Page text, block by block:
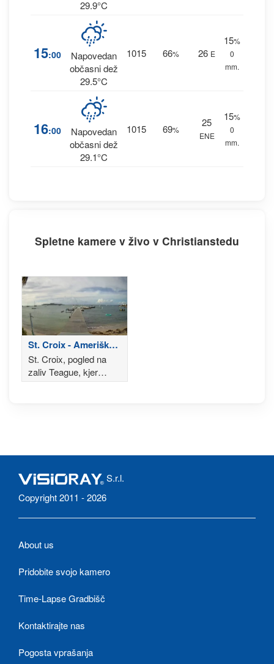
29.9°C
15:00
Napovedan
občasni dež
29.5°C
1015 66% 26 E
15%
0
mm.
16:00
Napovedan
občasni dež
29.1°C
1015 69%
25
ENE
15%
0
mm.
Spletne kamere v živo v Christianstedu
St. Croix - Ameriške
Deviške otoke
St. Croix, pogled na
zaliv Teague, kjer
vsakoletno poteka
S.r.l.
Copyright 2011 - 2026
About us
Pridobite svojo kamero
Time-Lapse Gradbišč
Kontaktirajte nas
Pogosta vprašanja